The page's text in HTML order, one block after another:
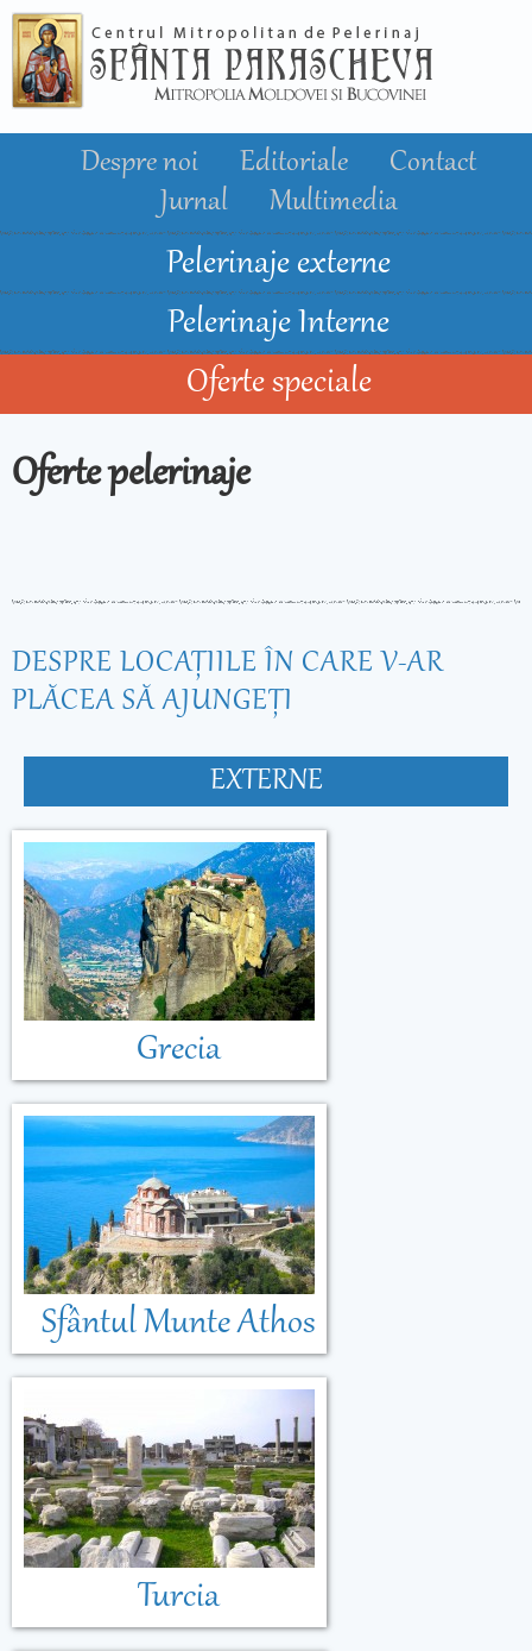
conţinutul
principal
Despre noi Editoriale
Contact
Jurnal
Multimedia
Pelerinaje externe
Pelerinaje Interne
Oferte speciale
Oferte pelerinaje
DESPRE LOCAŢIILE ÎN CARE V-AR
PLĂCEA SĂ AJUNGEŢI
EXTERNE
Grecia
Sfântul Munte Athos
Turcia